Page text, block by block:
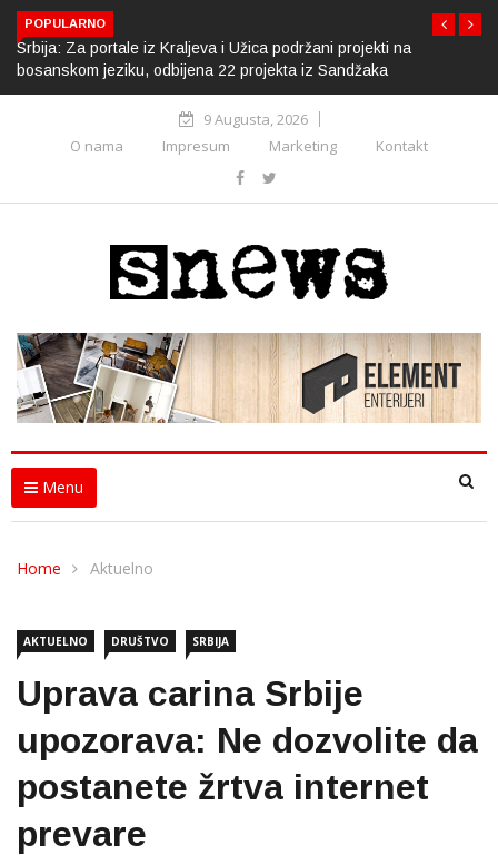
POPULARNO
Srbija: Za portale iz Kraljeva i Užica podržani projekti na
bosanskom jeziku, odbijena 22 projekta iz Sandžaka
9 Augusta, 2026
O nama
Impresum Marketing Kontakt
Menu
Home Aktuelno
AKTUELNO DRUŠTVO SRBIJA
Uprava carina Srbije
upozorava: Ne dozvolite da
postanete žrtva internet
prevare